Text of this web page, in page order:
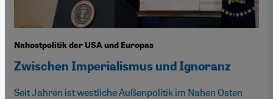
Nahostpolitik der USA und Europas
Zwischen Imperialismus und Ignoranz
Seit Jahren ist westliche Außenpolitik im Nahen Osten